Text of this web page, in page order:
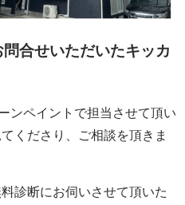
合せいただいたキッカ
ンペイントで担当させて頂い
くださり、ご相談を頂きま
診断にお伺いさせて頂いた